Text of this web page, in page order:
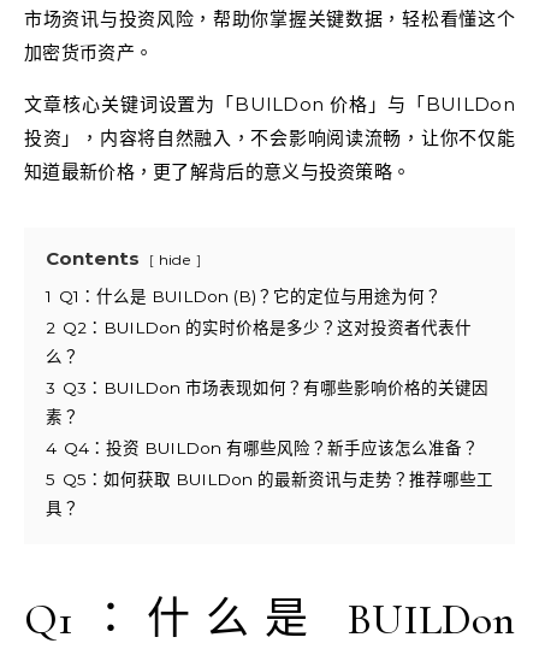
市场资讯与投资风险，帮助你掌握关键数据，轻松看懂这个
加密货币资产。
文章核心关键词设置为「BUILDon 价格」与「BUILDon
投资」，内容将自然融入，不会影响阅读流畅，让你不仅能
知道最新价格，更了解背后的意义与投资策略。
Contents hide
1 Q1：什么是 BUILDon (B)？它的定位与用途为何？
2 Q2：BUILDon 的实时价格是多少？这对投资者代表什
么？
3 Q3：BUILDon 市场表现如何？有哪些影响价格的关键因
素？
4 Q4：投资 BUILDon 有哪些风险？新手应该怎么准备？
5 Q5：如何获取 BUILDon 的最新资讯与走势？推荐哪些工
具？
Q1：什么是 BUILDon